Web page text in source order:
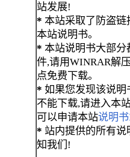
站发展!
* 本站采取了防盗链
本站说明书。
* 本站说明书大部分
件,请用WINRAR解
点免费下载。
* 如果您发现该说明
不能下载,请进入本
可以申请本站说明
* 站内提供的所有
知我们!